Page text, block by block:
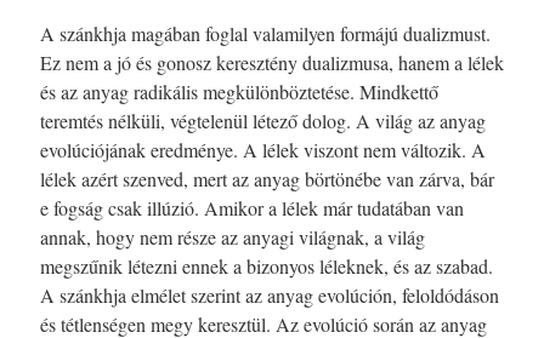
A szánkhja magában foglal valamilyen formájú dualizmust.
Ez nem a jó és gonosz keresztény dualizmusa, hanem a lélek
és az anyag radikális megkülönböztetése. Mindkettő
teremtés nélküli, végtelenül létező dolog. A világ az anyag
evolúciójának eredménye. A lélek viszont nem változik. A
lélek azért szenved, mert az anyag börtönébe van zárva, bár
e fogság csak illúzió. Amikor a lélek már tudatában van
annak, hogy nem része az anyagi világnak, a világ
megszűnik létezni ennek a bizonyos léleknek, és az szabad.
A szánkhja elmélet szerint az anyag evolúción, feloldódáson
és tétlenségen megy keresztül. Az evolúció során az anyag